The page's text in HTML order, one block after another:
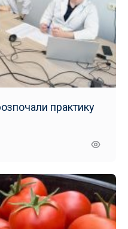
практику